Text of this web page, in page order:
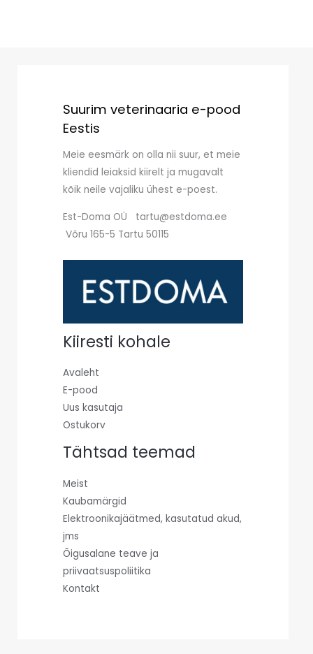
Suurim veterinaaria e-pood
Eestis
Meie eesmärk on olla nii suur, et meie
kliendid leiaksid kiirelt ja mugavalt
kõik neile vajaliku ühest e-poest.
Est-Doma OÜ tartu@estdoma.ee
Võru 165-5 Tartu 50115
Kiiresti kohale
Avaleht
E-pood
Uus kasutaja
Ostukorv
Tähtsad teemad
Meist
Kaubamärgid
Elektroonikajäätmed, kasutatud akud,
jms
Õigusalane teave ja
priivaatsuspoliitika
Kontakt